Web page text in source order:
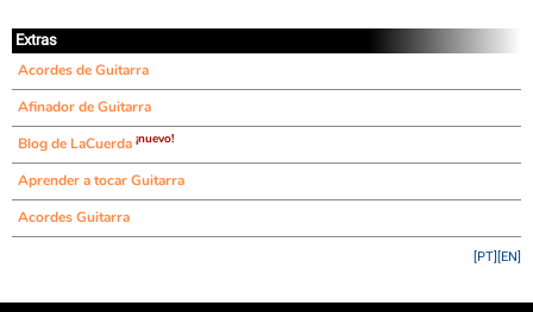
Extras
Acordes de Guitarra
Afinador de Guitarra
Blog de LaCuerda ¡nuevo!
Aprender a tocar Guitarra
Acordes Guitarra
[EN]
[PT]